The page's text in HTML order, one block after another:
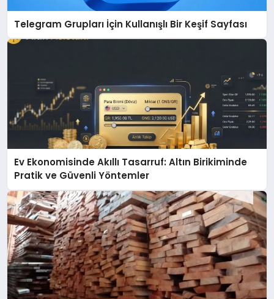
Telegram Grupları İçin Kullanışlı Bir Keşif Sayfası
Ev Ekonomisinde Akıllı Tasarruf: Altın Birikiminde
Pratik ve Güvenli Yöntemler